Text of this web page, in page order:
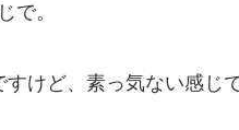
で。
けど、素っ気ない感じ